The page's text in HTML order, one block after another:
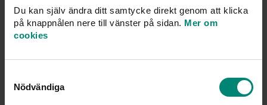
Du kan själv ändra ditt samtycke direkt genom att klicka
på knappnålen nere till vänster på sidan. Mer om
cookies
Nödvändiga
Är det någon skillnad på ersättningen mellan
a‑kassor?